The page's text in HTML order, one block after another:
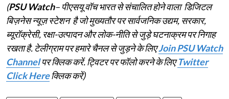
(PSU Watch– पीएसयू वॉच भारत से संचालित होने वाला डिजिटल
बिज़नेस न्यूज़ स्टेशन है जो मुख्यतौर पर सार्वजनिक उद्यम, सरकार,
ब्यूरॉक्रेसी, रक्षा-उत्पादन और लोक-नीति से जुड़े घटनाक्रम पर निगाह
रखता है. टेलीग्राम पर हमारे चैनल से जुड़ने के लिएJoin PSU Watch
Channelपर क्लिक करें. ट्विटर पर फॉलो करने के लिएTwitter
Click Hereक्लिक करें)